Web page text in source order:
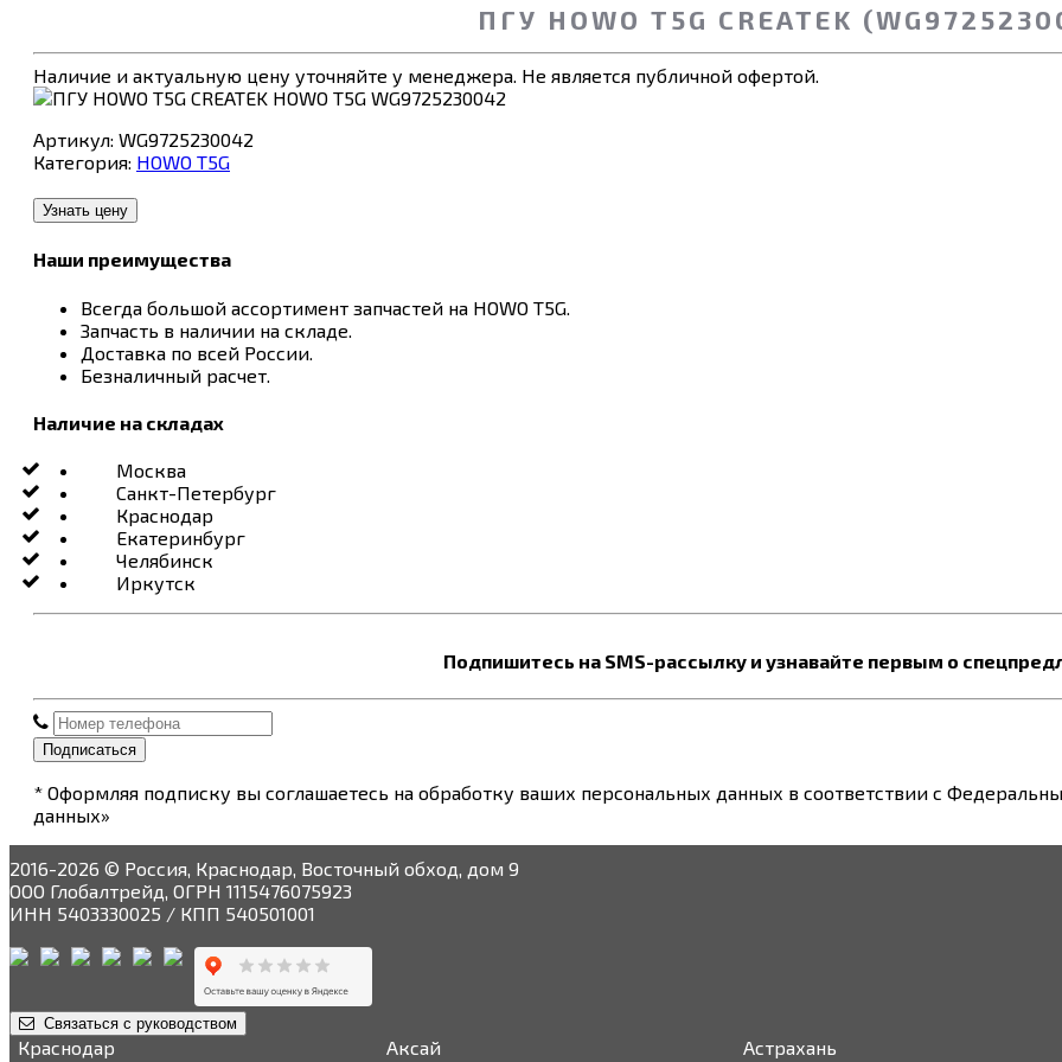
ПГУ HOWO T5G CREATEK
Наличие и актуальную цену уточняйте у менеджера. Не является публичной офертой.
Артикул: WG9725230042
Категория: HOWO T5G
Узнать цену
Наши преимущества
Всегда большой ассортимент запчастей на HOWO T5G.
Запчасть в наличии на складе.
Доставка по всей России.
Безналичный расчет.
Наличие на складах
Москва
Санкт-Петербург
Краснодар
Екатеринбург
Челябинск
Иркутск
Подпишитесь на SMS-рассылку и узнавайте первым о
Подписаться
* Оформляя подписку вы соглашаетесь на обработку ваших персональных данных в соответствии с
данных»
2016-2026 © Россия, Краснодар, Восточный обход, дом 9
ООО Глобалтрейд, ОГРН 1115476075923
ИНН 5403330025 / КПП 540501001
Связаться с руководством
Краснодар Аксай Астрахань